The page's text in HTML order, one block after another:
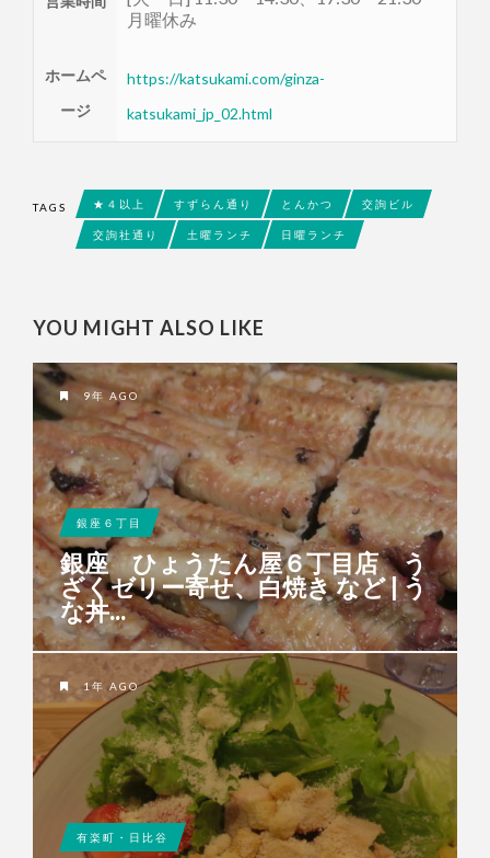
月曜休み
ホームペ
ージ
https://katsukami.com/ginza-
katsukami_jp_02.html
TAGS ★４以上 すずらん通り とんかつ 交詢ビル
交詢社通り 土曜ランチ 日曜ランチ
YOU MIGHT ALSO LIKE
9年 AGO
銀座６丁目
銀座 ひょうたん屋６丁目店 う
ざくゼリー寄せ、白焼き など | う
な丼...
1年 AGO
有楽町・日比谷